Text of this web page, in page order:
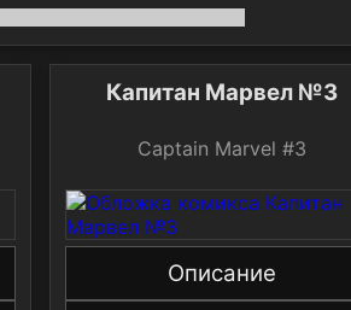
Капитан Марвел №3
Captain Marvel #3
Описание